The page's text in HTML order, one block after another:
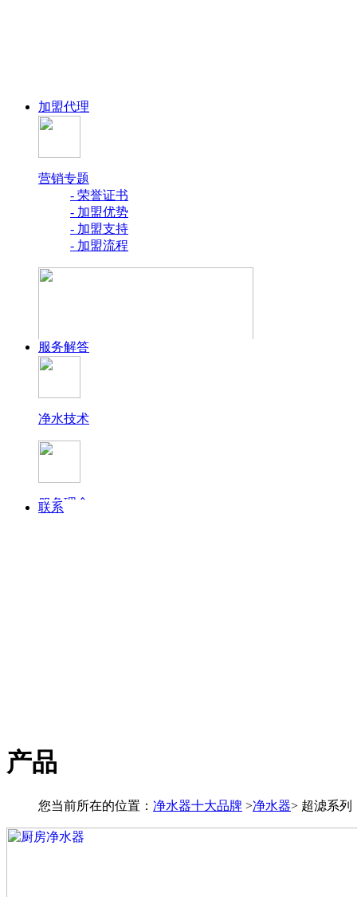
加盟代理
营销专题
- 荣誉证书
- 加盟优势
- 加盟支持
- 加盟流程
服务解答
净水技术
服务理念
联系
产品
您当前所在的位置： 净水器十大品牌 >净水器> 超滤系列